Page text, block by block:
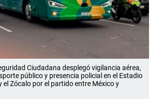
Ciudadana desplegó vigilancia aérea,
público y presencia policial en el Estadio
el Zócalo por el partido entre México y